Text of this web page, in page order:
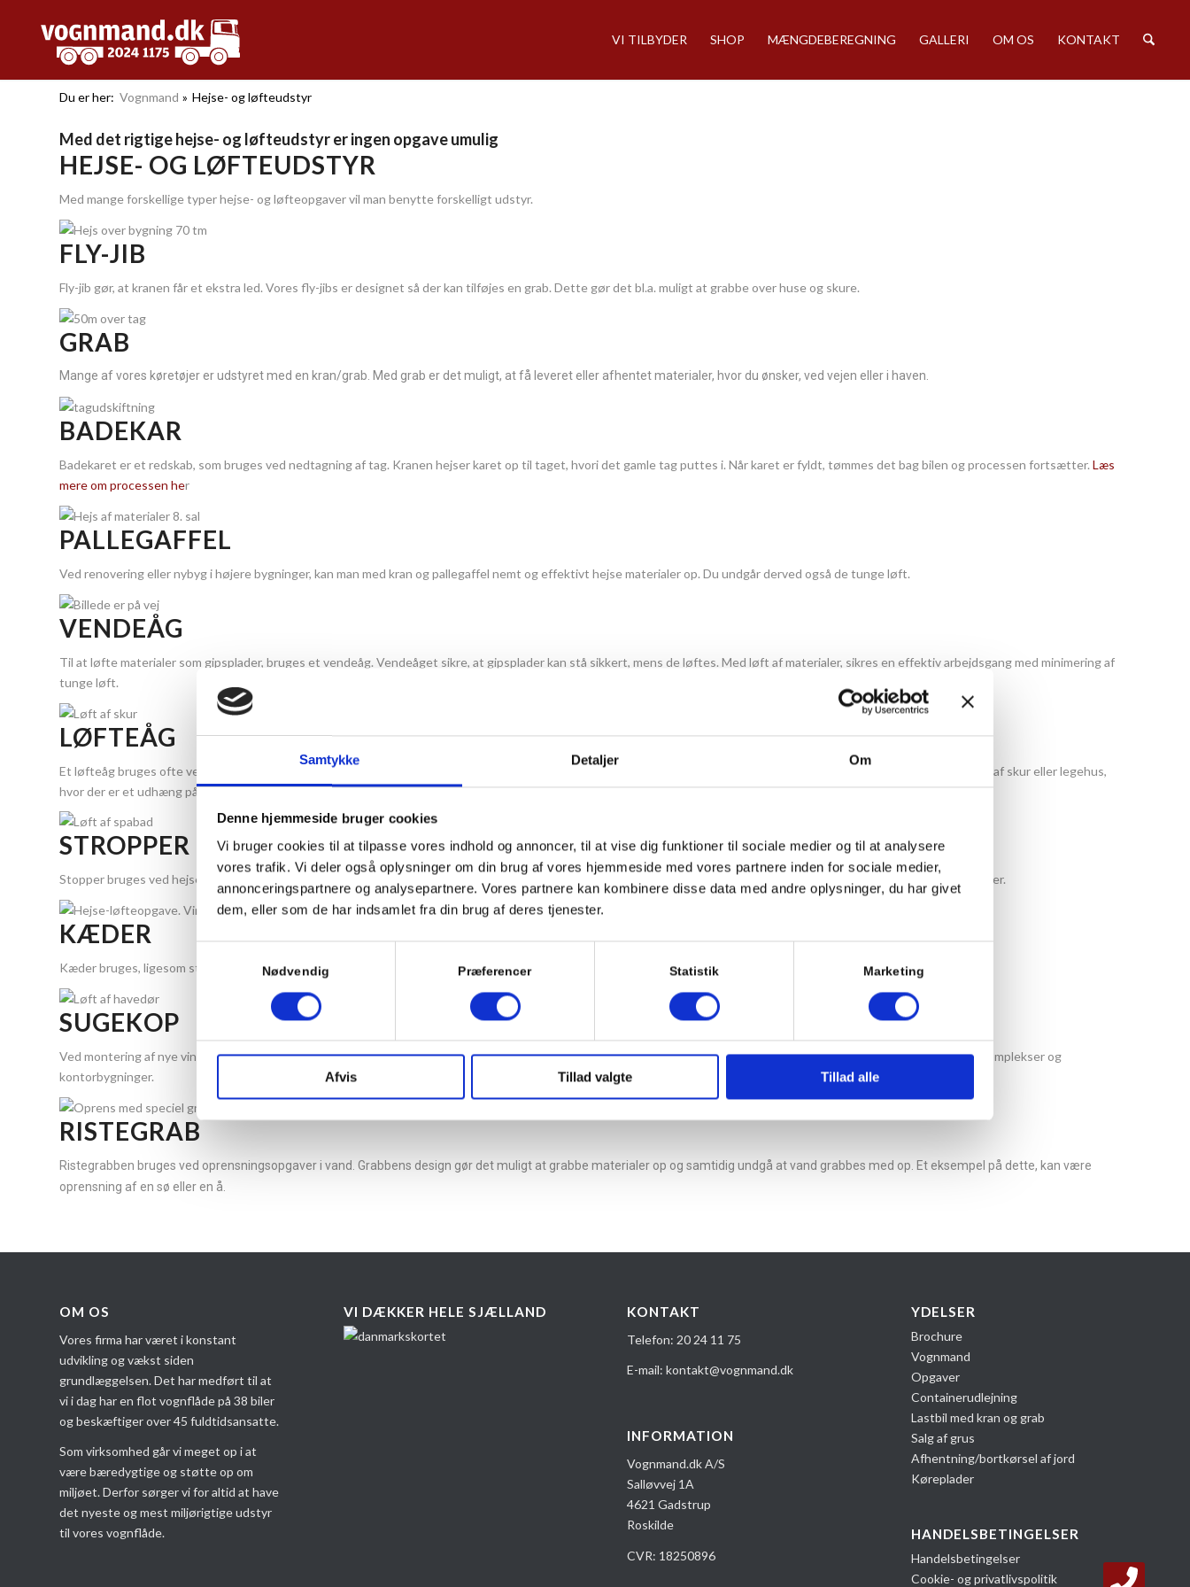
Samtykke Detaljer Om
Denne hjemmeside bruger cookies
Vi bruger cookies til at tilpasse vores indhold og annoncer, til at vise dig funktioner til sociale medier og til at analysere
vores trafik. Vi deler også oplysninger om din brug af vores hjemmeside med vores partnere inden for sociale medier,
annonceringspartnere og analysepartnere. Vores partnere kan kombinere disse data med andre oplysninger, du har givet
dem, eller som de har indsamlet fra din brug af deres tjenester.
Nødvendig Præferencer Statistik Marketing
Afvis Tillad valgte Tillad alle
VI TILBYDER SHOP MÆNGDEBEREGNING GALLERI OM OS KONTAKT
Du er her: Vognmand » Hejse- og løfteudstyr
Med det rigtige hejse- og løfteudstyr er ingen opgave umulig
HEJSE- OG LØFTEUDSTYR
Med mange forskellige typer hejse- og løfteopgaver vil man benytte forskelligt udstyr.
FLY-JIB
Fly-jib gør, at kranen får et ekstra led. Vores fly-jibs er designet så der kan tilføjes en grab. Dette gør det bl.a. muligt at grabbe over huse og skure.
GRAB
Mange af vores køretøjer er udstyret med en kran/grab. Med grab er det muligt, at få leveret eller afhentet materialer, hvor du ønsker, ved vejen eller i haven.
BADEKAR
Badekaret er et redskab, som bruges ved nedtagning af tag. Kranen hejser karet op til taget, hvori det gamle tag puttes i. Når karet er fyldt, tømmes det bag bilen og processen fortsætter. Læs
mere om processen her
PALLEGAFFEL
Ved renovering eller nybyg i højere bygninger, kan man med kran og pallegaffel nemt og effektivt hejse materialer op. Du undgår derved også de tunge løft.
VENDEÅG
Til at løfte materialer som gipsplader, bruges et vendeåg. Vendeåget sikre, at gipsplader kan stå sikkert, mens de løftes. Med løft af materialer, sikres en effektiv arbejdsgang med minimering af
tunge løft.
LØFTEÅG
Et løfteåg bruges ofte ved hejs og løft af genstande, hvor man gerne vil undgå, at stropper og kæder masser siderne på genstanden der løftes. Det kan være ved flytning af skur eller legehus,
hvor der er et udhæng på taget.
STROPPER
Stopper bruges ved hejse- og løfteopgaver, hvor man skal undgå at objektet der flyttes ikke bliver beskadiget i løftet. Stopperne fås, så de kan klare forskellige vægtklasser.
KÆDER
Kæder bruges, ligesom stropper, ved hejse- og løfteopgaver. Objektet der skal hejses eller løftes afgøre, hvilket udstyr der bruges.
SUGEKOP
Ved montering af nye vinduer kan vi med vores kran tilbyde løft af vinduer med en speciel sugekop. Med kran kan vi løfte vinduet på plads i stueplan eller op til lejlighedskomplekser og
kontorbygninger.
RISTEGRAB
Ristegrabben bruges ved oprensningsopgaver i vand. Grabbens design gør det muligt at grabbe materialer op og samtidig undgå at vand grabbes med op. Et eksempel på dette, kan være
oprensning af en sø eller en å.
OM OS
Vores firma har været i konstant
udvikling og vækst siden
grundlæggelsen. Det har medført til at
vi i dag har en flot vognflåde på 38 biler
og beskæftiger over 45 fuldtidsansatte.
Som virksomhed går vi meget op i at
være bæredygtige og støtte op om
miljøet. Derfor sørger vi for altid at have
det nyeste og mest miljørigtige udstyr
til vores vognflåde.
VI DÆKKER HELE SJÆLLAND KONTAKT
Telefon: 20 24 1​1 75
E-mail:kontakt@vognmand.dk
INFORMATION
Vognmand.dk A/S
Salløvvej 1A
4621 Gadstrup
Roskilde
CVR: 18250896
YDELSER
Brochure
Vognmand
Opgaver
Containerudlejning
Lastbil med kran og grab
Salg af grus
Afhentning/bortkørsel af jord
Køreplader
HANDELSBETINGELSER
Handelsbetingelser
Cookie- og privatlivspolitik